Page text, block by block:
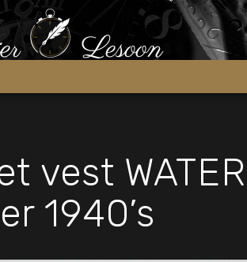
à levier 1940’s
vest
1940’s